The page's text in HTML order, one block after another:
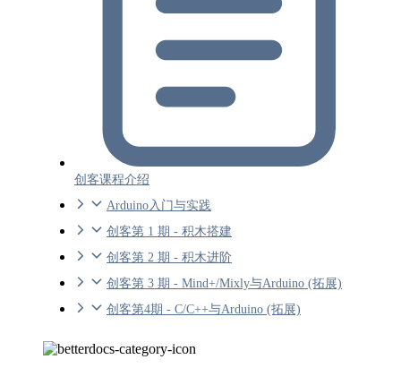
创客课程介绍
Arduino入门与实践
创客第 1 期 - 积木搭建
创客第 2 期 - 积木进阶
创客第 3 期 - Mind+/Mixly与Arduino (拓展)
创客第4期 - C/C++与Arduino (拓展)